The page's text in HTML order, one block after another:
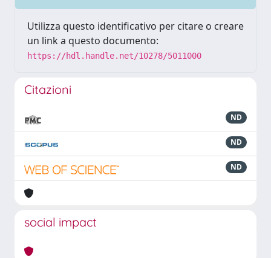
Utilizza questo identificativo per citare o creare
un link a questo documento:
https://hdl.handle.net/10278/5011000
Citazioni
ND
ND
ND
social impact